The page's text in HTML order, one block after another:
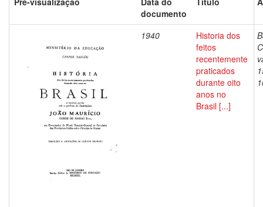
documento
1940
Historia dos
feitos
recentemente
praticados
durante oito
anos no
Brasil [...]